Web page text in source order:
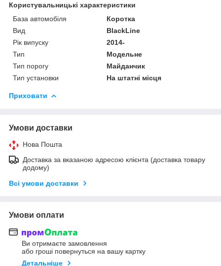
Користувальницькі характеристики
База автомобіля
Коротка
Вид
BlackLine
Рік випуску
2014-
Тип
Модельне
Тип порогу
Майданчик
Тип установки
На штатні місця
Приховати
Умови доставки
Нова Пошта
Доставка за вказаною адресою клієнта (доставка товару
додому)
Всі умови доставки
Умови оплати
Ви отримаєте замовлення
або гроші повернуться на вашу картку
Детальніше